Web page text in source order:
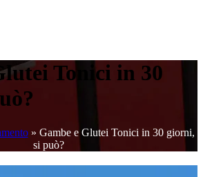
Tonici in 30
» Gambe e Glutei Tonici in 30 giorni,
si può?